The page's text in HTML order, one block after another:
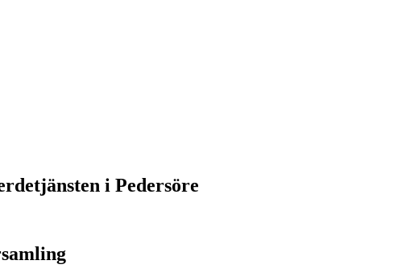
i Pedersöre